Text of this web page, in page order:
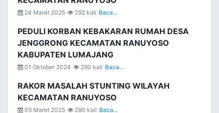
24 Maret 2025 292 kali Baca...
PEDULI KORBAN KEBAKARAN RUMAH DESA
JENGGRONG KECAMATAN RANUYOSO
KABUPATEN LUMAJANG
01 Oktober 2024 290 kali Baca...
RAKOR MASALAH STUNTING WILAYAH
KECAMATAN RANUYOSO
05 Maret 2025 290 kali Baca...